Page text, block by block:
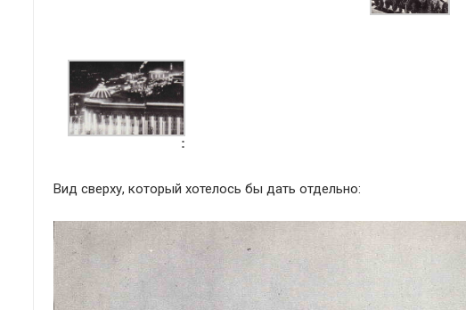
Вид сверху, который хотелось бы дать отдельно: